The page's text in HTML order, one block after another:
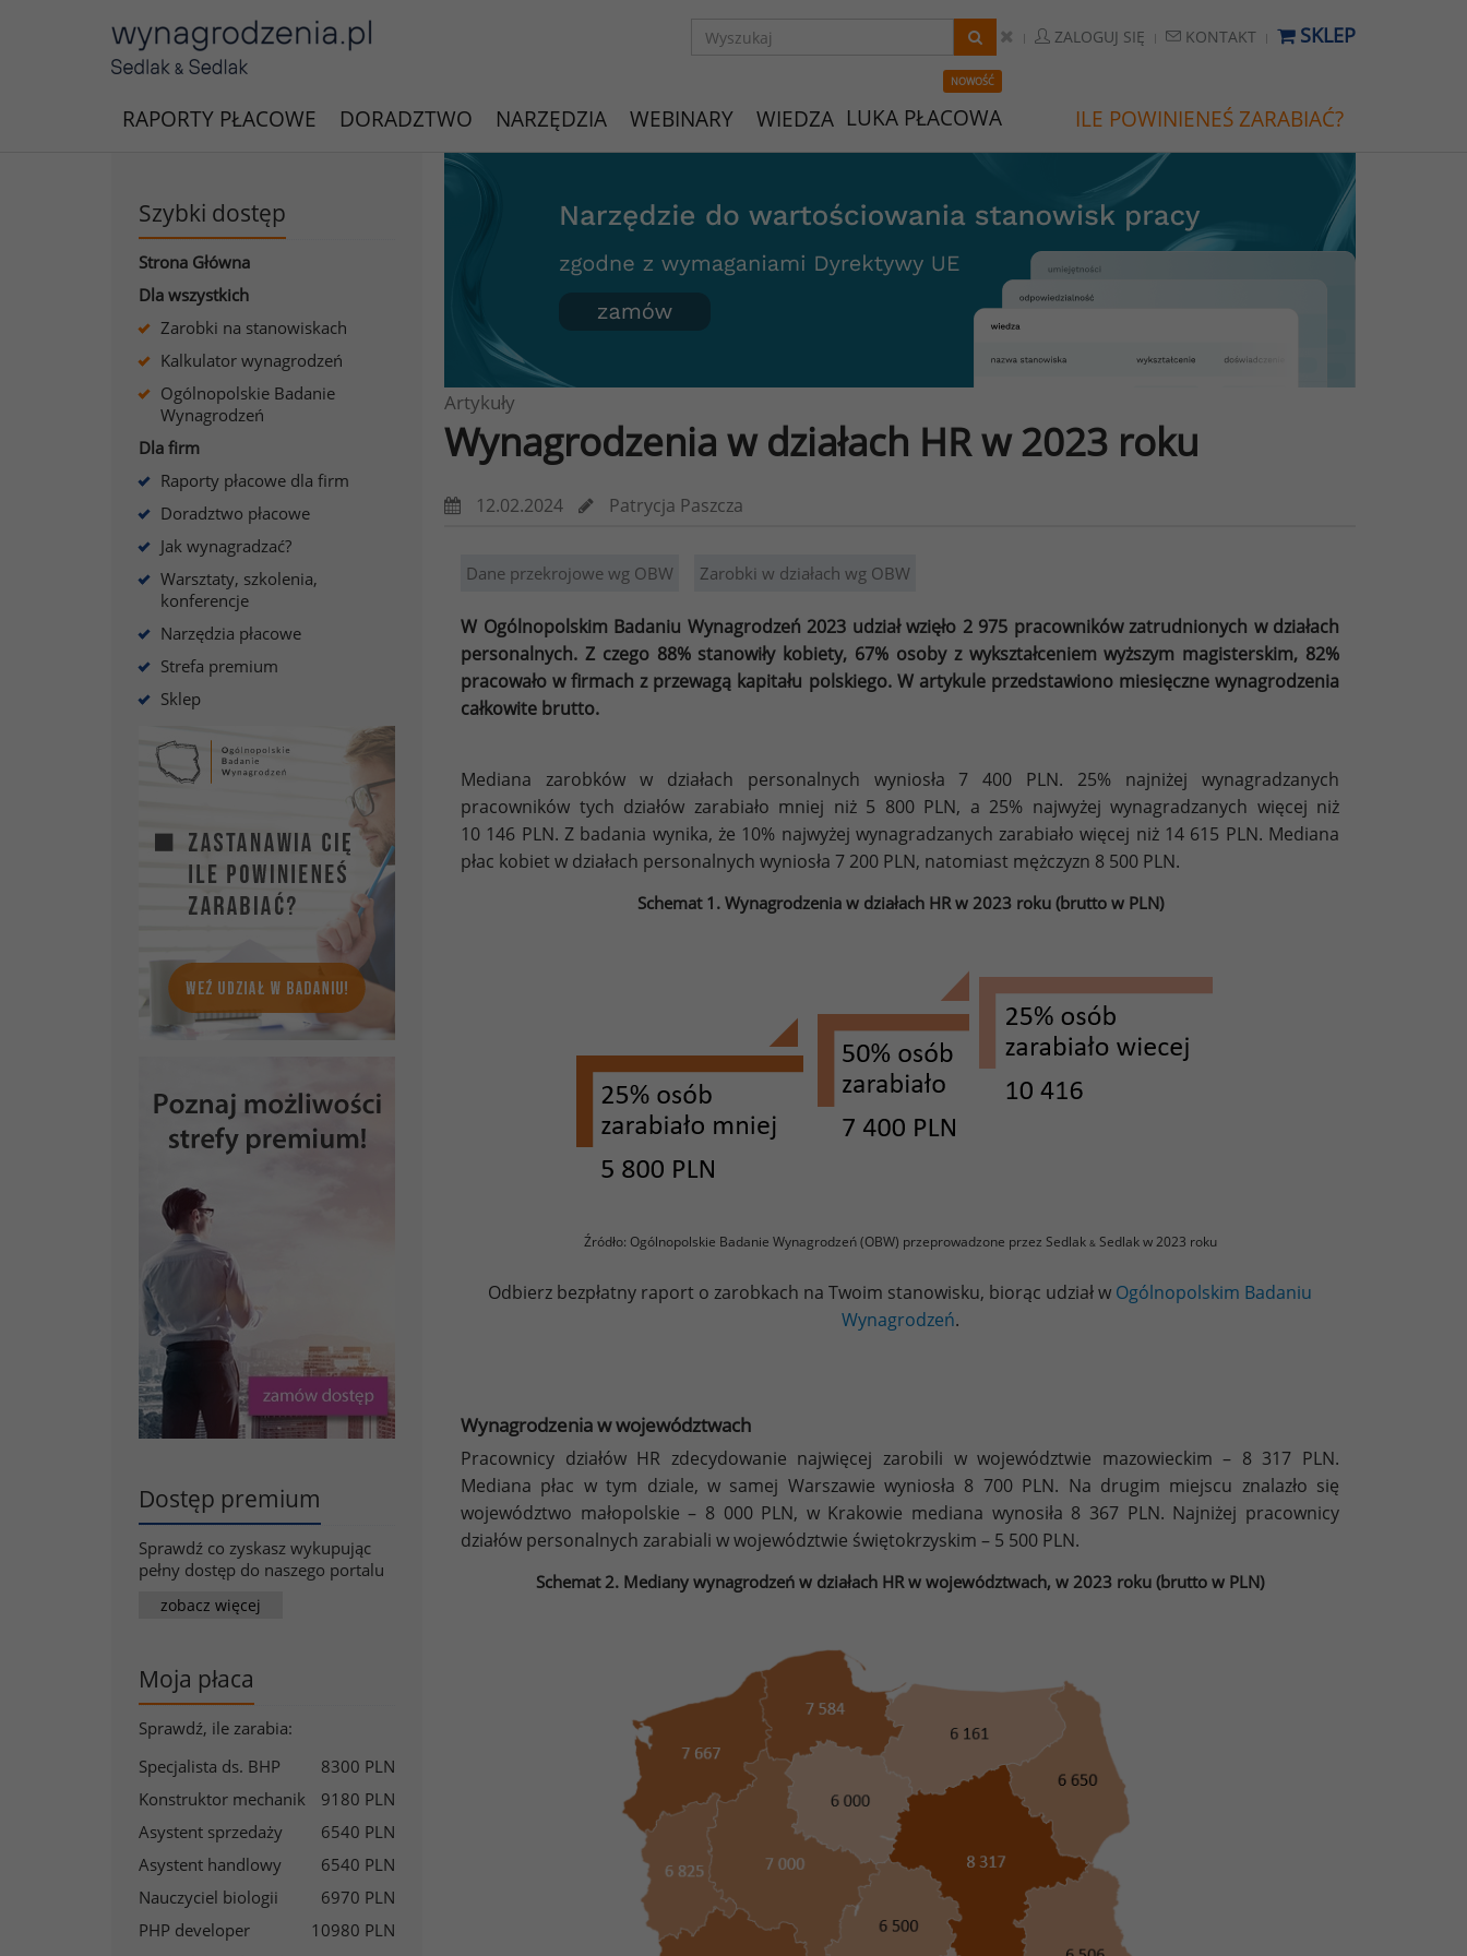
ZALOGUJ SIĘ KONTAKT SKLEP
RAPORTY PŁACOWE DORADZTWO NARZĘDZIA WEBINARY WIEDZA
NOWOŚĆ
LUKA PŁACOWA ILE POWINIENEŚ ZARABIAĆ?
Szybki dostęp
Strona Główna
Dla wszystkich
Zarobki na stanowiskach
Kalkulator wynagrodzeń
Ogólnopolskie Badanie
Wynagrodzeń
Dla firm
Raporty płacowe dla firm
Doradztwo płacowe
Jak wynagradzać?
Warsztaty, szkolenia,
konferencje
Narzędzia płacowe
Strefa premium
Sklep
Dostęp premium
Sprawdź co zyskasz wykupując
pełny dostęp do naszego portalu
zobacz więcej
Moja płaca
Sprawdź, ile zarabia:
Specjalista ds. BHP
8300 PLN
Konstruktor mechanik
9180 PLN
Asystent sprzedaży
6540 PLN
Asystent handlowy
6540 PLN
Nauczyciel biologii
6970 PLN
PHP developer
10980 PLN
Artykuły
Wynagrodzenia w działach HR w 2023 roku
12.02.2024 Patrycja Paszcza
Dane przekrojowe wg OBW Zarobki w działach wg OBW
W Ogólnopolskim Badaniu Wynagrodzeń 2023 udział wzięło 2 975 pracowników zatrudnionych w działach
personalnych. Z czego 88% stanowiły kobiety, 67% osoby z wykształceniem wyższym magisterskim, 82%
pracowało w firmach z przewagą kapitału polskiego. W artykule przedstawiono miesięczne wynagrodzenia
całkowite brutto.
Mediana zarobków w działach personalnych wyniosła 7 400 PLN. 25% najniżej wynagradzanych
pracowników tych działów zarabiało mniej niż 5 800 PLN, a 25% najwyżej wynagradzanych więcej niż
10 146 PLN. Z badania wynika, że 10% najwyżej wynagradzanych zarabiało więcej niż 14 615 PLN. Mediana
płac kobiet w działach personalnych wyniosła 7 200 PLN, natomiast mężczyzn 8 500 PLN.
Schemat 1. Wynagrodzenia w działach HR w 2023 roku (brutto w PLN)
Źródło: Ogólnopolskie Badanie Wynagrodzeń (OBW) przeprowadzone przez Sedlak &Sedlak w 2023 roku
Odbierz bezpłatny raport o zarobkach na Twoim stanowisku, biorąc udział w Ogólnopolskim Badaniu
Wynagrodzeń.
Wynagrodzenia w województwach
Pracownicy działów HR zdecydowanie najwięcej zarobili w województwie mazowieckim – 8 317 PLN.
Mediana płac w tym dziale, w samej Warszawie wyniosła 8 700 PLN. Na drugim miejscu znalazło się
województwo małopolskie – 8 000 PLN, w Krakowie mediana wynosiła 8 367 PLN. Najniżej pracownicy
działów personalnych zarabiali w województwie świętokrzyskim – 5 500 PLN.
Schemat 2. Mediany wynagrodzeń w działach HR w województwach, w 2023 roku (brutto w PLN)